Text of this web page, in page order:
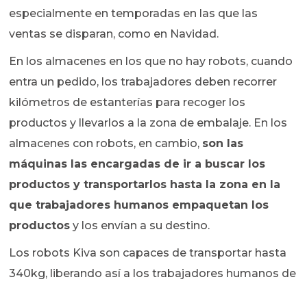
especialmente en temporadas en las que las
ventas se disparan, como en Navidad.
En los almacenes en los que no hay robots, cuando
entra un pedido, los trabajadores deben recorrer
kilómetros de estanterías para recoger los
productos y llevarlos a la zona de embalaje. En los
almacenes con robots, en cambio, son las
máquinas las encargadas de ir a buscar los
productos y transportarlos hasta la zona en la
que trabajadores humanos empaquetan los
productos y los envían a su destino.
Los robots Kiva son capaces de transportar hasta
340kg, liberando así a los trabajadores humanos de